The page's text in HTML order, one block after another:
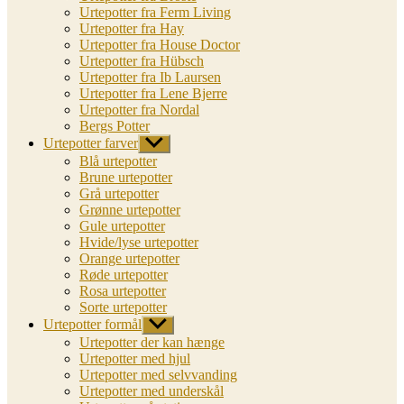
Urtepotter fra Ferm Living
Urtepotter fra Hay
Urtepotter fra House Doctor
Urtepotter fra Hübsch
Urtepotter fra Ib Laursen
Urtepotter fra Lene Bjerre
Urtepotter fra Nordal
Bergs Potter
Urtepotter farver Vis
undermenu
Blå urtepotter
Brune urtepotter
Grå urtepotter
Grønne urtepotter
Gule urtepotter
Hvide/lyse urtepotter
Orange urtepotter
Røde urtepotter
Rosa urtepotter
Sorte urtepotter
Urtepotter formål Vis
undermenu
Urtepotter der kan hænge
Urtepotter med hjul
Urtepotter med selvvanding
Urtepotter med underskål